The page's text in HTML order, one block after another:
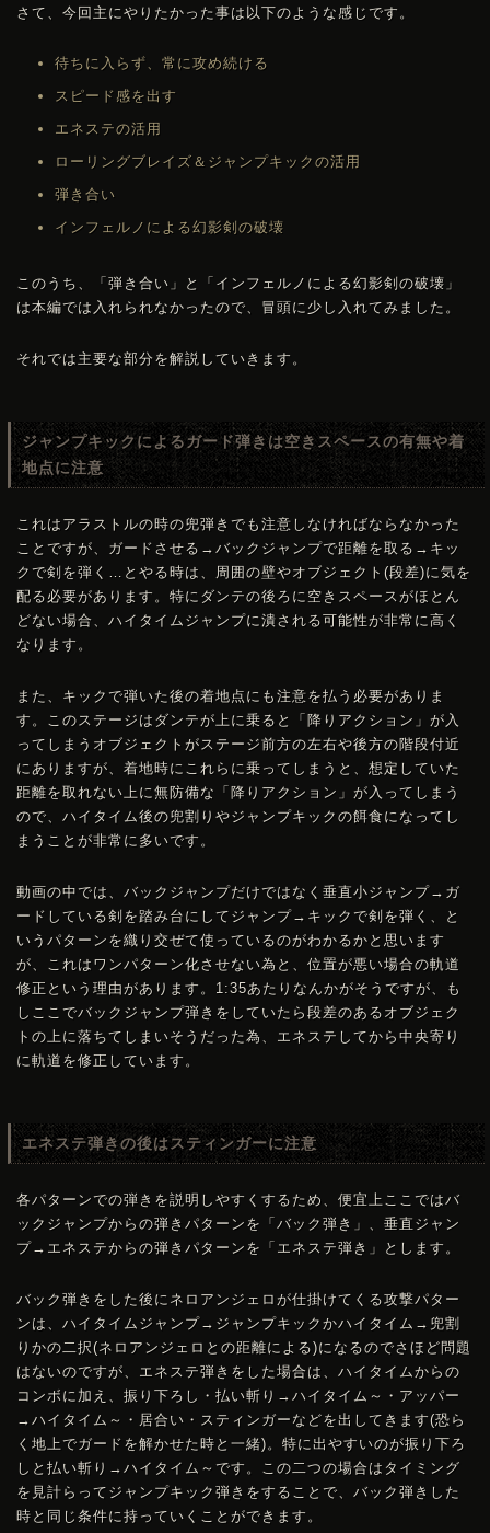
さて、今回主にやりたかった事は以下のような感じです。
待ちに入らず、常に攻め続ける
スピード感を出す
エネステの活用
ローリングブレイズ＆ジャンプキックの活用
弾き合い
インフェルノによる幻影剣の破壊
このうち、「弾き合い」と「インフェルノによる幻影剣の破壊」
は本編では入れられなかったので、冒頭に少し入れてみました。
それでは主要な部分を解説していきます。
ジャンプキックによるガード弾きは空きスペースの有無や着
地点に注意
これはアラストルの時の兜弾きでも注意しなければならなかった
ことですが、ガードさせる→バックジャンプで距離を取る→キッ
クで剣を弾く…とやる時は、周囲の壁やオブジェクト(段差)に気を
配る必要があります。特にダンテの後ろに空きスペースがほとん
どない場合、ハイタイムジャンプに潰される可能性が非常に高く
なります。
また、キックで弾いた後の着地点にも注意を払う必要がありま
す。このステージはダンテが上に乗ると「降りアクション」が入
ってしまうオブジェクトがステージ前方の左右や後方の階段付近
にありますが、着地時にこれらに乗ってしまうと、想定していた
距離を取れない上に無防備な「降りアクション」が入ってしまう
ので、ハイタイム後の兜割りやジャンプキックの餌食になってし
まうことが非常に多いです。
動画の中では、バックジャンプだけではなく垂直小ジャンプ→ガ
ードしている剣を踏み台にしてジャンプ→キックで剣を弾く、と
いうパターンを織り交ぜて使っているのがわかるかと思います
が、これはワンパターン化させない為と、位置が悪い場合の軌道
修正という理由があります。1:35あたりなんかがそうですが、も
しここでバックジャンプ弾きをしていたら段差のあるオブジェク
トの上に落ちてしまいそうだった為、エネステしてから中央寄り
に軌道を修正しています。
エネステ弾きの後はスティンガーに注意
各パターンでの弾きを説明しやすくするため、便宜上ここではバ
ックジャンプからの弾きパターンを「バック弾き」、垂直ジャン
プ→エネステからの弾きパターンを「エネステ弾き」とします。
バック弾きをした後にネロアンジェロが仕掛けてくる攻撃パター
ンは、ハイタイムジャンプ→ジャンプキックかハイタイム→兜割
りかの二択(ネロアンジェロとの距離による)になるのでさほど問題
はないのですが、エネステ弾きをした場合は、ハイタイムからの
コンボに加え、振り下ろし・払い斬り→ハイタイム～・アッパー
→ハイタイム～・居合い・スティンガーなどを出してきます(恐ら
く地上でガードを解かせた時と一緒)。特に出やすいのが振り下ろ
しと払い斬り→ハイタイム～です。この二つの場合はタイミング
を見計らってジャンプキック弾きをすることで、バック弾きした
時と同じ条件に持っていくことができます。